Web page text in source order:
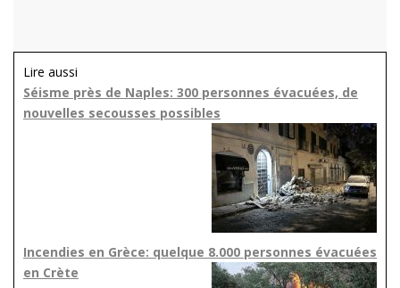
Lire aussi
Séisme près de Naples: 300 personnes évacuées, de
nouvelles secousses possibles
Incendies en Grèce: quelque 8.000 personnes évacuées
en Crète